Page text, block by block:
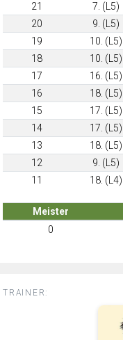
21
7. (L5)
20
9. (L5)
19
10. (L5)
18
10. (L5)
17
16. (L5)
16
18. (L5)
15
17. (L5)
14
17. (L5)
13
18. (L5)
12
9. (L5)
11
18. (L4)
Meister
0
TRAINER: